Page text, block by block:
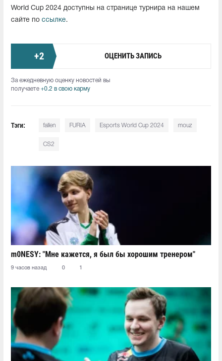
World Cup 2024 доступны на странице турнира на нашем
сайте по ссылке.
+2 ОЦЕНИТЬ ЗАПИСЬ
За ежедневную оценку новостей вы
получаете +0.2 в свою карму
Тэги: fallen FURIA Esports World Cup 2024 mouz
CS2
m0NESY: "Мне кажется, я был бы хорошим тренером"
9 часов назад 0 1